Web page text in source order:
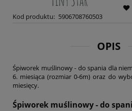
Kod produktu: 5906708760503
OPIS
Śpiworek muślinowy - do spania dla
6. miesiąca (rozmiar 0-6m) oraz do
miesięcy.
Śpiworek muślinowy - do